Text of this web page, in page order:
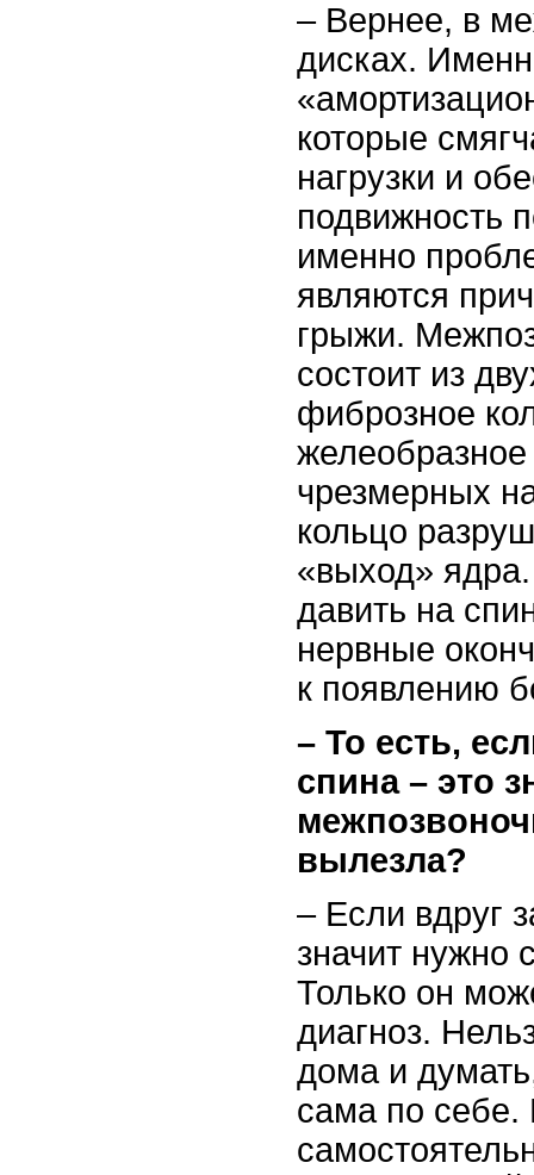
– Вернее, в
дисках.
которые
нагрузки и
подвижность
именно
являются
грыжи.
состоит из
фиброзное
чрезмерных
кольцо
«выход»
давить на
нервные
к появлению
– То есть,
спина – это
вылезла?
– Если вдруг
значит нужно
Только он
диагноз.
дома и
сама по себе.